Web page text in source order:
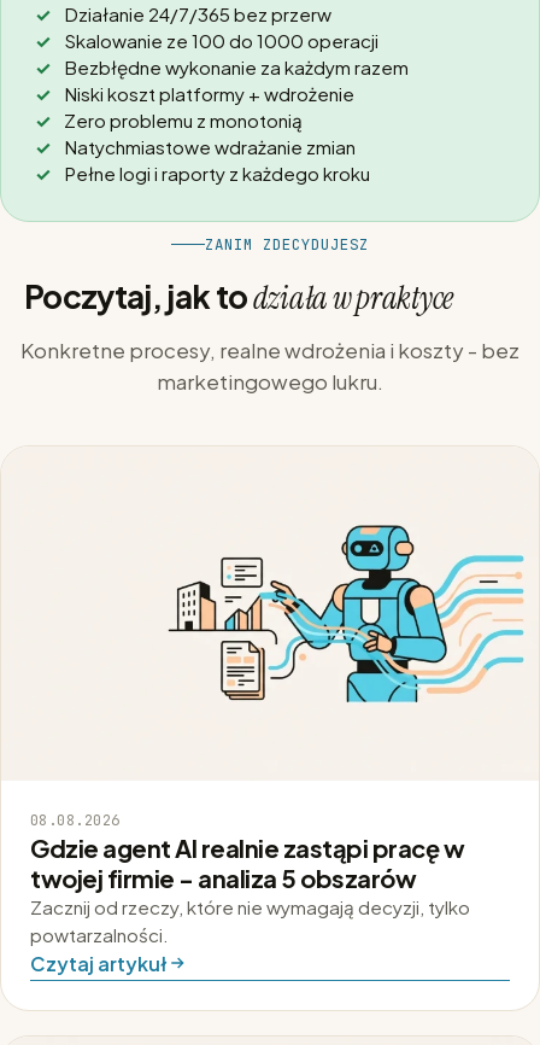
Działanie 24/7/365 bez przerw
Skalowanie ze 100 do 1000 operacji
Bezbłędne wykonanie za każdym razem
Niski koszt platformy + wdrożenie
Zero problemu z monotonią
Natychmiastowe wdrażanie zmian
Pełne logi i raporty z każdego kroku
ZANIM ZDECYDUJESZ
Poczytaj, jak todziała w praktyce
Konkretne procesy, realne wdrożenia i koszty - bez
marketingowego lukru.
08.08.2026
Gdzie agent AI realnie zastąpi pracę w
twojej firmie - analiza 5 obszarów
Zacznij od rzeczy, które nie wymagają decyzji, tylko
powtarzalności.
Czytaj artykuł